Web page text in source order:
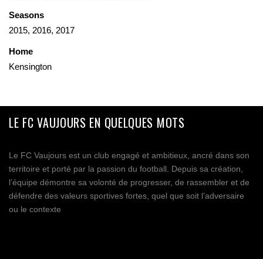
Seasons
2015, 2016, 2017
Home
Kensington
LE FC VAUJOURS EN QUELQUES MOTS
Le FC Vaujours est un club engagé et ambitieux, ancré dans son
territoire et porté par la passion du football. Depuis sa création,
l’équipe démontre sa volonté de progresser, de rassembler et de
défendre des valeurs sportives fortes, quel que soit l’adversaire
ou le contexte